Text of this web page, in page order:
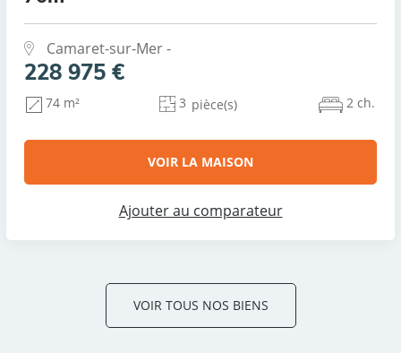
Camaret-sur-Mer -
228 975 €
74 m² 3 pièce(s) 2 ch.
VOIR LA MAISON
Ajouter au comparateur
VOIR TOUS NOS BIENS